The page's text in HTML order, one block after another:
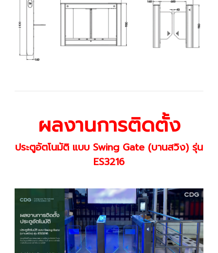
ผลงานการติดตั้ง
ประตูอัตโนมัติ แบบ Swing Gate (บานสวิง) รุ่น
ES3216